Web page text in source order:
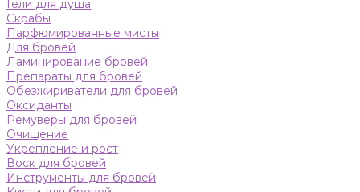
Гели для душа
Скрабы
Парфюмированные мисты
Для бровей
Ламинирование бровей
Препараты для бровей
Обезжириватели для бровей
Оксиданты
Ремуверы для бровей
Очищение
Укрепление и рост
Воск для бровей
Инструменты для бровей